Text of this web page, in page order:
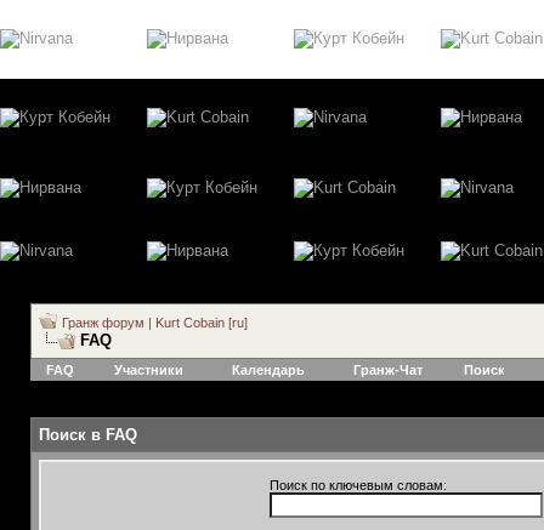
Гранж форум | Kurt Cobain [ru]
FAQ
FAQ Участники Календарь Гранж-Чат Поиск
Поиск в FAQ
Поиск по ключевым словам: